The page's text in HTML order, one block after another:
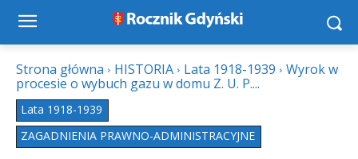
Strona główna HISTORIA Lata 1918-1939
Wyrok w
procesie o wybuch gazu w domu Z. U. P....
Lata 1918-1939
ZAGADNIENIA PRAWNO-ADMINISTRACYJNE